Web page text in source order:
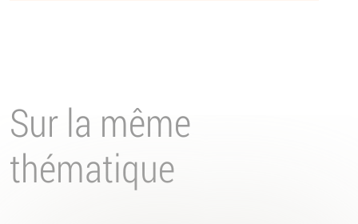
Sur la même
thématique